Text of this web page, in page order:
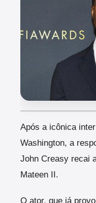
Após a icônica
Washington, a
John Creasy recai
Mateen II.
O ator, que já